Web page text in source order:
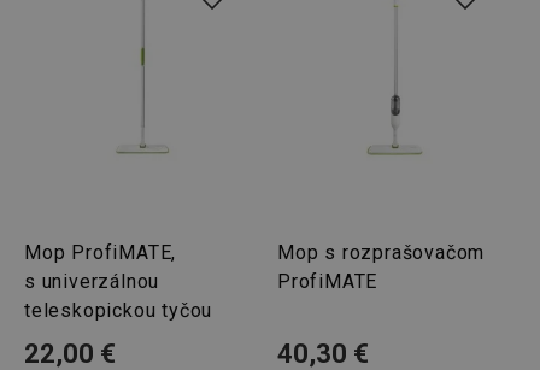
Mop ProfiMATE,
s univerzálnou
teleskopickou tyčou
22,00 €
Mop s rozprašovačom
ProfiMATE
40,30 €